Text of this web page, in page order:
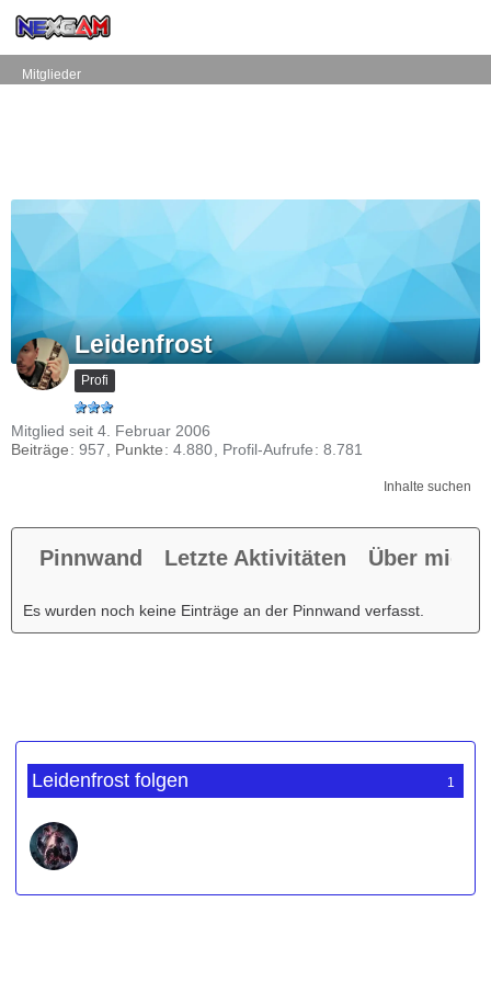
Mitglieder
Leidenfrost
Profi
Mitglied seit 4. Februar 2006
Beiträge
957 Punkte 4.880 Profil-Aufrufe 8.781
Inhalte suchen
Pinnwand Letzte Aktivitäten Über mich
Es wurden noch keine Einträge an der Pinnwand verfasst.
Leidenfrost folgen 1